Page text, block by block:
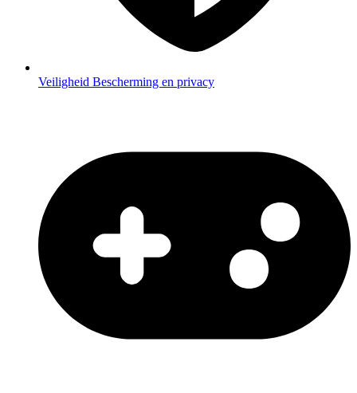
Veiligheid Bescherming en privacy